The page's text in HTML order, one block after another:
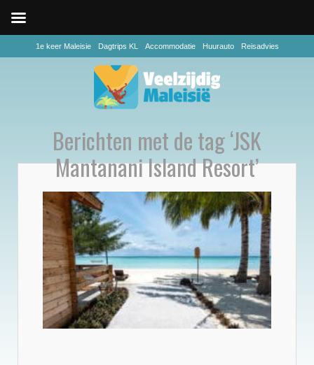
1e keer Maleisie Dagtrips KL Accommodatie Huurauto Reisadvies
Berichten met de tag ‘JSK
Mantanani Island Resort’